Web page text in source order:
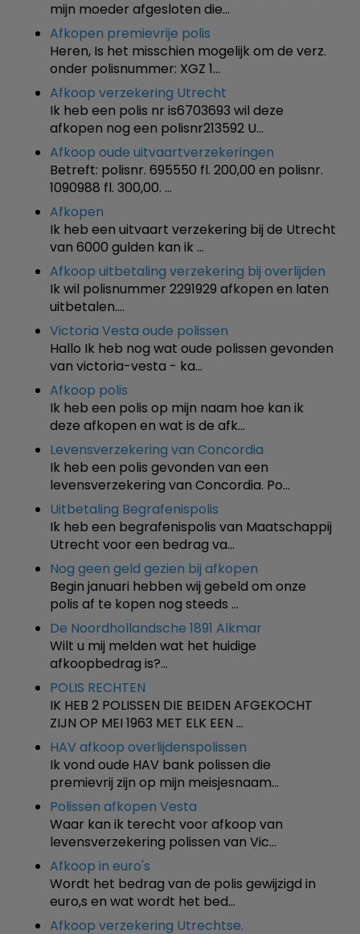
mijn moeder afgesloten die…
Afkopen premievrije polis
Heren, Is het misschien mogelijk om de verz.
onder polisnummer: XGZ 1…
Afkoop verzekering Utrecht
Ik heb een polis nr is6703693 wil deze
afkopen nog een polisnr213592 U…
Afkoop oude uitvaartverzekeringen
Betreft: polisnr. 695550 fl. 200,00 en polisnr.
1090988 fl. 300,00. …
Afkopen
Ik heb een uitvaart verzekering bij de Utrecht
van 6000 gulden kan ik …
Afkoop uitbetaling verzekering bij overlijden
Ik wil polisnummer 2291929 afkopen en laten
uitbetalen.…
Victoria Vesta oude polissen
Hallo Ik heb nog wat oude polissen gevonden
van victoria-vesta - ka…
Afkoop polis
Ik heb een polis op mijn naam hoe kan ik
deze afkopen en wat is de afk…
Levensverzekering van Concordia
Ik heb een polis gevonden van een
levensverzekering van Concordia. Po…
Uitbetaling Begrafenispolis
Ik heb een begrafenispolis van Maatschappij
Utrecht voor een bedrag va…
Nog geen geld gezien bij afkopen
Begin januari hebben wij gebeld om onze
polis af te kopen nog steeds …
De Noordhollandsche 1891 Alkmar
Wilt u mij melden wat het huidige
afkoopbedrag is?…
POLIS RECHTEN
IK HEB 2 POLISSEN DIE BEIDEN AFGEKOCHT
ZIJN OP MEI 1963 MET ELK EEN …
HAV afkoop overlijdenspolissen
Ik vond oude HAV bank polissen die
premievrij zijn op mijn meisjesnaam…
Polissen afkopen Vesta
Waar kan ik terecht voor afkoop van
levensverzekering polissen van Vic…
Afkoop in euro's
Wordt het bedrag van de polis gewijzigd in
euro,s en wat wordt het bed…
Afkoop verzekering Utrechtse.